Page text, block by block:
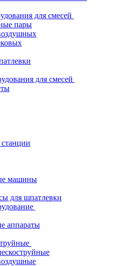
для смесей
пары
для смесей
машины
для шпатлевки
аппараты